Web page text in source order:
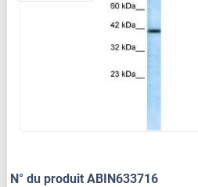
N° du produit ABIN633716